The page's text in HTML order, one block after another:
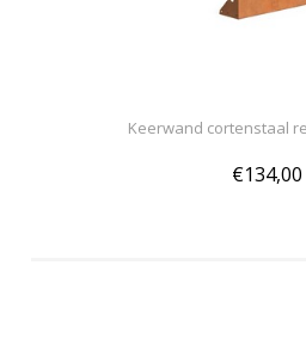
Keerwand cortenstaal
€134,00